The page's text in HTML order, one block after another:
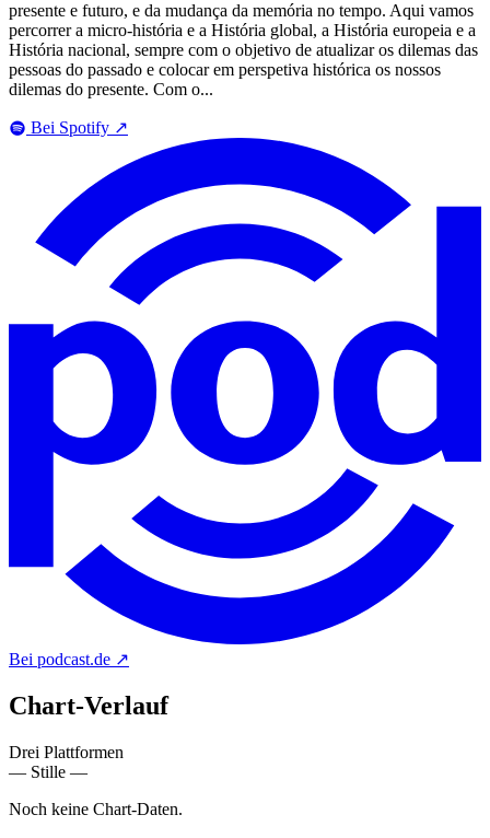
presente e futuro, e da mudança da memória no tempo. Aqui vamos
percorrer a micro-história e a História global, a História europeia e a
História nacional, sempre com o objetivo de atualizar os dilemas das
pessoas do passado e colocar em perspetiva histórica os nossos
dilemas do presente. Com o...
Bei Spotify ↗
Bei podcast.de ↗
Chart-Verlauf
Drei Plattformen
— Stille —
Noch keine Chart-Daten.